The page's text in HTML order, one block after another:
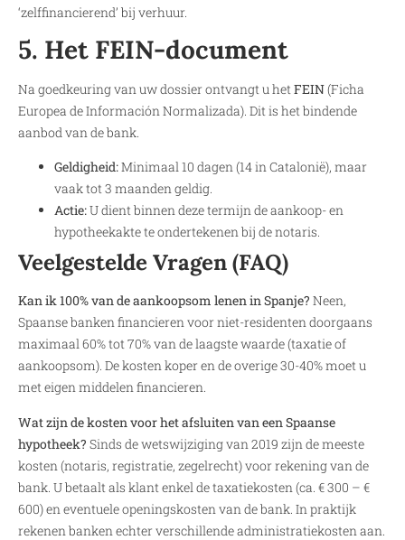
‘zelffinancierend’ bij verhuur.
5. Het FEIN-document
Na goedkeuring van uw dossier ontvangt u hetFEIN(Ficha
Europea de Información Normalizada). Dit is het bindende
aanbod van de bank.
Geldigheid:Minimaal 10 dagen (14 in Catalonië), maar
vaak tot 3 maanden geldig.
Actie:U dient binnen deze termijn de aankoop- en
hypotheekakte te ondertekenen bij de notaris.
Veelgestelde Vragen (FAQ)
Kan ik 100% van de aankoopsom lenen in Spanje? Neen,
Spaanse banken financieren voor niet-residenten doorgaans
maximaal 60% tot 70% van de laagste waarde (taxatie of
aankoopsom). De kosten koper en de overige 30-40% moet u
met eigen middelen financieren.
Wat zijn de kosten voor het afsluiten van een Spaanse
hypotheek? Sinds de wetswijziging van 2019 zijn de meeste
kosten (notaris, registratie, zegelrecht) voor rekening van de
bank. U betaalt als klant enkel de taxatiekosten (ca. € 300 – €
600) en eventuele openingskosten van de bank. In praktijk
rekenen banken echter verschillende administratiekosten aan.